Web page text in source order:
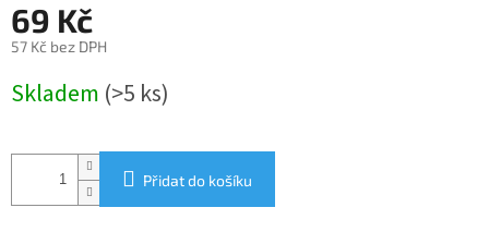
69 Kč
57 Kč bez DPH
cena:
Skladem (>5 ks)
Přidat do košíku